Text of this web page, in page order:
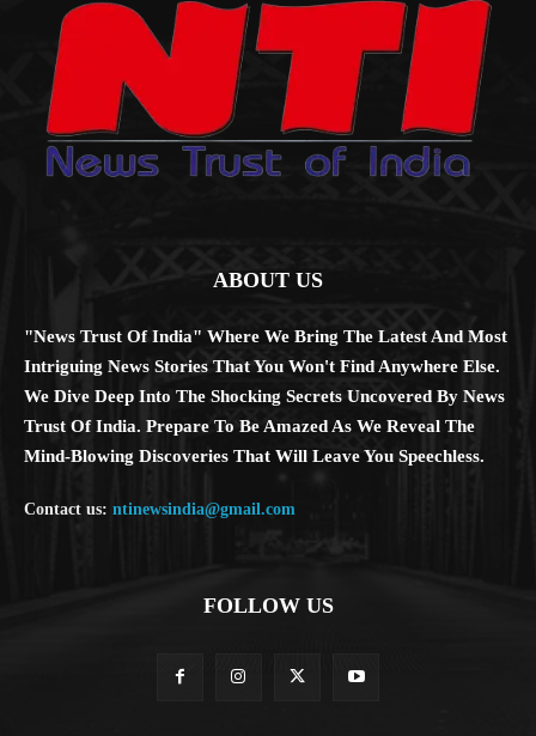
ABOUT US
"News Trust Of India" Where We Bring The Latest And Most
Intriguing News Stories That You Won't Find Anywhere Else.
We Dive Deep Into The Shocking Secrets Uncovered By News
Trust Of India. Prepare To Be Amazed As We Reveal The
Mind-Blowing Discoveries That Will Leave You Speechless.
Contact us: ntinewsindia@gmail.com
FOLLOW US